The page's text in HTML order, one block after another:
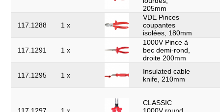
205mm
117.1288 1 x
VDE Pinces
coupantes
isolées, 180mm
117.1291 1 x
1000V Pince à
bec demi-rond,
droite 200mm
117.1295 1 x
Insulated cable
knife, 210mm
CLASSIC